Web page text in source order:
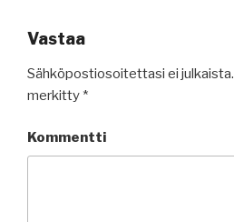
Vastaa
Sähköpostiosoitettasi ei julkaista.
merkitty *
Kommentti